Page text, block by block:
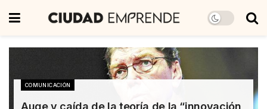
COMUNICACIÓN
Auge y caída de la teoría de la “innovación